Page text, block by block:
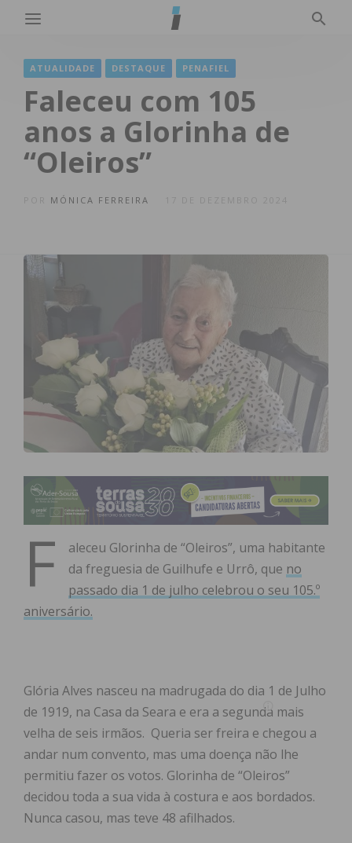
ATUALIDADE DESTAQUE PENAFIEL
Faleceu com 105
anos a Glorinha de
“Oleiros”
MÓNICA FERREIRA 17 DE DEZEMBRO 2024
F
aleceu Glorinha de “Oleiros”, uma habitante
da freguesia de Guilhufe e Urrô, que no
passado dia 1 de julho celebrou o seu 105.º
aniversário.
Glória Alves nasceu na madrugada do dia 1 de Julho
de 1919, na Casa da Seara e era a segunda mais
velha de seis irmãos. Queria ser freira e chegou a
andar num convento, mas uma doença não lhe
permitiu fazer os votos. Glorinha de “Oleiros”
decidou toda a sua vida à costura e aos bordados.
Nunca casou, mas teve 48 afilhados.